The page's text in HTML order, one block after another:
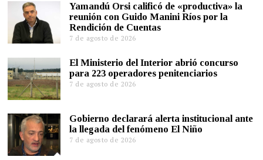
Yamandú Orsi calificó de «productiva» la
reunión con Guido Manini Ríos por la
Rendición de Cuentas
7 de agosto de 2026
El Ministerio del Interior abrió concurso
para 223 operadores penitenciarios
7 de agosto de 2026
Gobierno declarará alerta institucional ante
la llegada del fenómeno El Niño
7 de agosto de 2026